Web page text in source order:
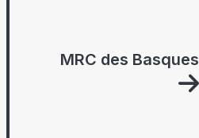
MRC des Basques